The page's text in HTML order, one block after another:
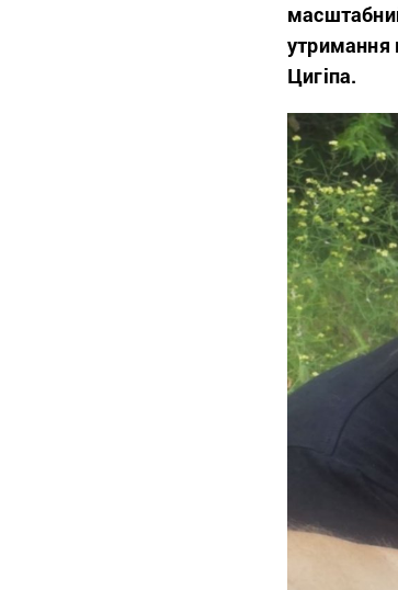
утримання
Цигіпа.